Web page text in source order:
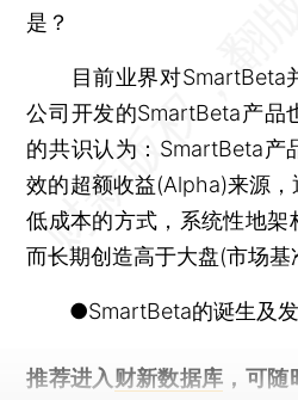
是？
目前业界对SmartBeta
公司开发的SmartBeta产品
的共识认为：SmartBeta产
效的超额收益(Alpha)来源
低成本的方式，系统性地架
而长期创造高于大盘(市场基
●SmartBeta的诞生及发
推荐进入 财新数据库 ，可